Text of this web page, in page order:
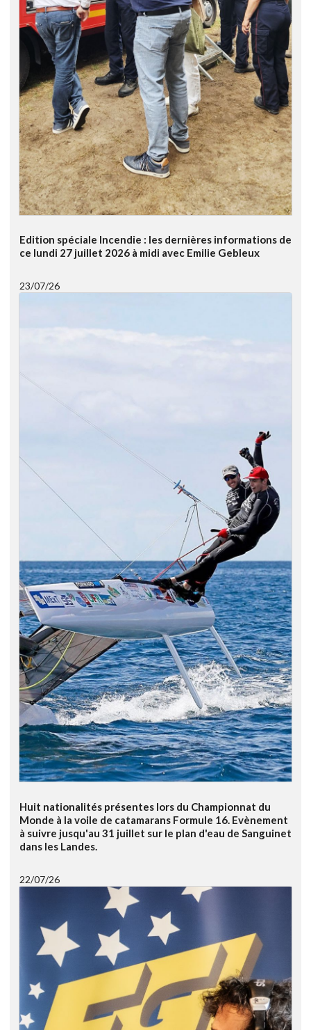
Edition spéciale Incendie : les dernières informations de
ce lundi 27 juillet 2026 à midi avec Emilie Gebleux
23/07/26
Huit nationalités présentes lors du Championnat du
Monde à la voile de catamarans Formule 16. Evènement
à suivre jusqu'au 31 juillet sur le plan d'eau de Sanguinet
dans les Landes.
22/07/26